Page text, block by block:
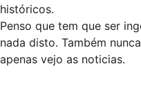
históricos.
Penso que tem que ser
nada disto. Também
apenas vejo as noticias.